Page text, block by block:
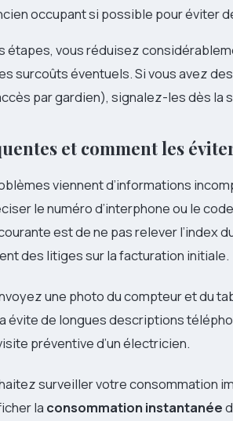
occupant si possible pour éviter
étapes, vous réduisez
surcoûts éventuels. Si vous avez
par gardien), signalez-les dès la
et comment les
viennent d’informations
le numéro d’interphone ou le
est de ne pas relever l’index
des litiges sur la facturation initiale.
une photo du compteur et du
évite de longues descriptions
préventive d’un électricien.
surveiller votre consommation
la consommation instantanée